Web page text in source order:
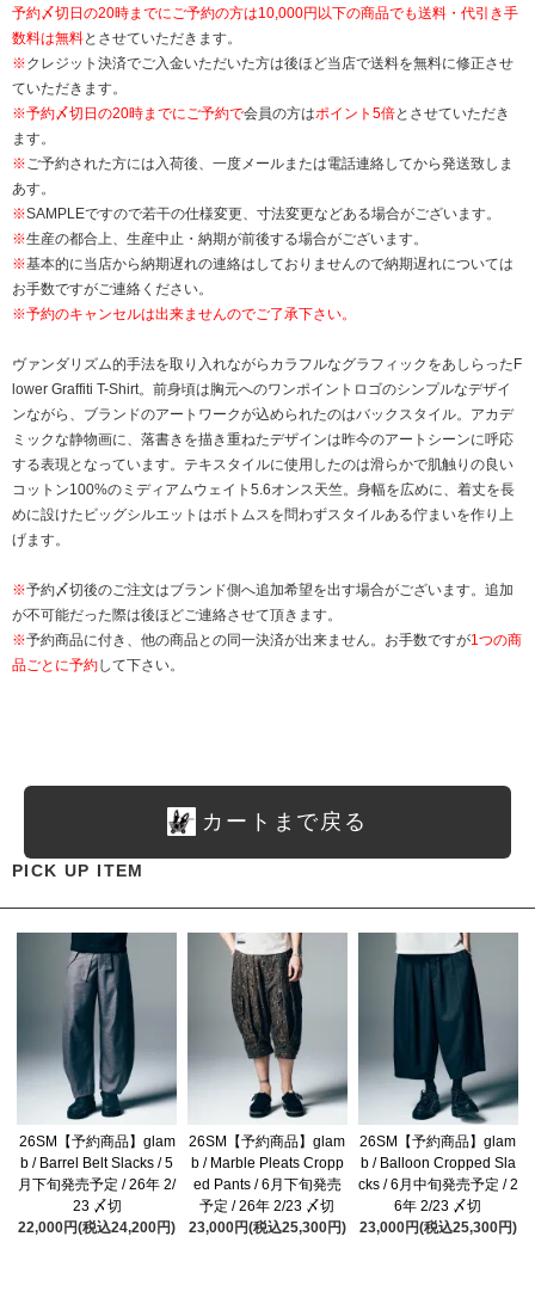
予約〆切日の20時までにご予約の方は10,000円以下の商品でも送料・代引き手
数料は無料とさせていただきます。
※クレジット決済でご入金いただいた方は後ほど当店で送料を無料に修正させ
ていただきます。
※予約〆切日の20時までにご予約で会員の方はポイント5倍とさせていただき
ます。
※ご予約された方には入荷後、一度メールまたは電話連絡してから発送致しま
あす。
※SAMPLEですので若干の仕様変更、寸法変更などある場合がございます。
※生産の都合上、生産中止・納期が前後する場合がございます。
※基本的に当店から納期遅れの連絡はしておりませんので納期遅れについては
お手数ですがご連絡ください。
※予約のキャンセルは出来ませんのでご了承下さい。
ヴァンダリズム的手法を取り入れながらカラフルなグラフィックをあしらったF
lower Graffiti T-Shirt。前身頃は胸元へのワンポイントロゴのシンプルなデザイ
ンながら、ブランドのアートワークが込められたのはバックスタイル。アカデ
ミックな静物画に、落書きを描き重ねたデザインは昨今のアートシーンに呼応
する表現となっています。テキスタイルに使用したのは滑らかで肌触りの良い
コットン100%のミディアムウェイト5.6オンス天竺。身幅を広めに、着丈を長
めに設けたビッグシルエットはボトムスを問わずスタイルある佇まいを作り上
げます。
※予約〆切後のご注文はブランド側へ追加希望を出す場合がございます。追加
が不可能だった際は後ほどご連絡させて頂きます。
※予約商品に付き、他の商品との同一決済が出来ません。お手数ですが1つの商
品ごとに予約して下さい。
カートまで戻る
PICK UP ITEM
26SM【予約商品】glam
b / Barrel Belt Slacks / 5
月下旬発売予定 / 26年 2/
23 〆切
22,000円(税込24,200円)
26SM【予約商品】glam
b / Marble Pleats Cropp
ed Pants / 6月下旬発売
予定 / 26年 2/23 〆切
23,000円(税込25,300円)
26SM【予約商品】glam
b / Balloon Cropped Sla
cks / 6月中旬発売予定 / 2
6年 2/23 〆切
23,000円(税込25,300円)